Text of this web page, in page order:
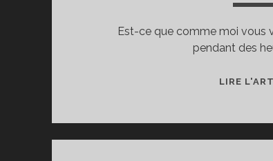
Est-ce que comme moi vous
pendant des
LIRE